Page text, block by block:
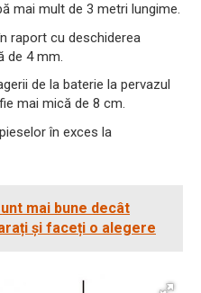
mai mult de 3 metri lungime.
raport cu deschiderea
de 4 mm.
de la baterie la pervazul
mai mică de 8 cm.
în exces la
mai bune decât
și faceți o alegere